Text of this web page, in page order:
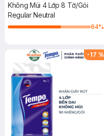
Không Mùi 4 Lớp 8 Tờ/Gói
Regular Neutral
64%
-17 %